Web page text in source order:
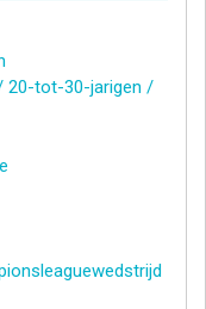
20-tot-30-jarigen /